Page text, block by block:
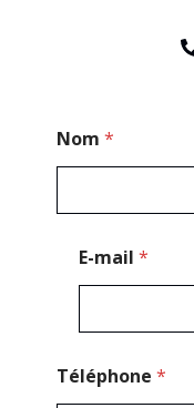
Nom *
E-mail *
Téléphone *